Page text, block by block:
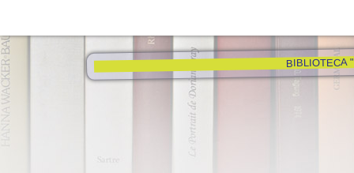
BIBLIOTECA